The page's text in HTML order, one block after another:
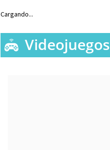
Cargando...
Videojuegos